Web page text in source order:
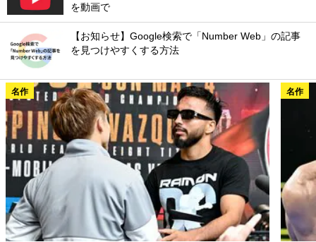
を動画で
【お知らせ】Google検索で「Number Web」の記事
を見つけやすくする方法
名作 名作